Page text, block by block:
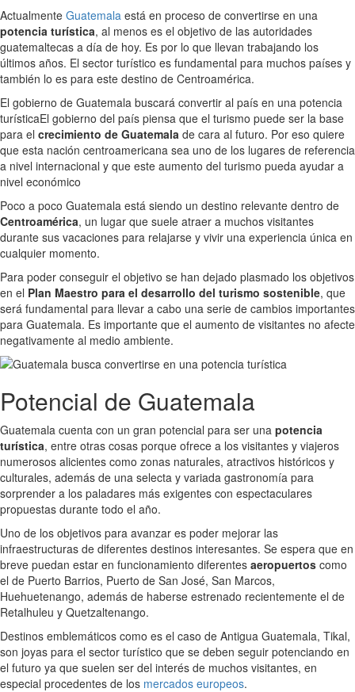
Actualmente Guatemala está en proceso de convertirse en una
potencia turística, al menos es el objetivo de las autoridades
guatemaltecas a día de hoy. Es por lo que llevan trabajando los
últimos años. El sector turístico es fundamental para muchos países y
también lo es para este destino de Centroamérica.
El gobierno de Guatemala buscará convertir al país en una potencia
turísticaEl gobierno del país piensa que el turismo puede ser la base
para el crecimiento de Guatemala de cara al futuro. Por eso quiere
que esta nación centroamericana sea uno de los lugares de referencia
a nivel internacional y que este aumento del turismo pueda ayudar a
nivel económico
Poco a poco Guatemala está siendo un destino relevante dentro de
Centroamérica, un lugar que suele atraer a muchos visitantes
durante sus vacaciones para relajarse y vivir una experiencia única en
cualquier momento.
Para poder conseguir el objetivo se han dejado plasmado los objetivos
en el Plan Maestro para el desarrollo del turismo sostenible, que
será fundamental para llevar a cabo una serie de cambios importantes
para Guatemala. Es importante que el aumento de visitantes no afecte
negativamente al medio ambiente.
Potencial de Guatemala
Guatemala cuenta con un gran potencial para ser una potencia
turística, entre otras cosas porque ofrece a los visitantes y viajeros
numerosos alicientes como zonas naturales, atractivos históricos y
culturales, además de una selecta y variada gastronomía para
sorprender a los paladares más exigentes con espectaculares
propuestas durante todo el año.
Uno de los objetivos para avanzar es poder mejorar las
infraestructuras de diferentes destinos interesantes. Se espera que en
breve puedan estar en funcionamiento diferentes aeropuertos como
el de Puerto Barrios, Puerto de San José, San Marcos,
Huehuetenango, además de haberse estrenado recientemente el de
Retalhuleu y Quetzaltenango.
Destinos emblemáticos como es el caso de Antigua Guatemala, Tikal,
son joyas para el sector turístico que se deben seguir potenciando en
el futuro ya que suelen ser del interés de muchos visitantes, en
especial procedentes de los mercados europeos.